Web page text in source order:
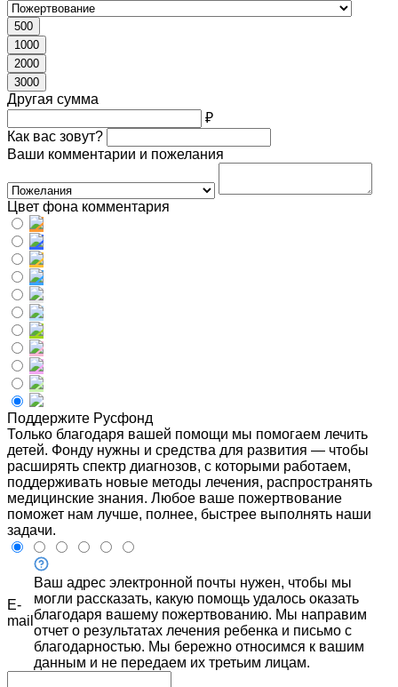
500
1000
2000
3000
Другая сумма
₽
Как вас зовут?
Ваши комментарии и пожелания
Цвет фона комментария
Поддержите Русфонд
Только благодаря вашей помощи мы помогаем лечить
детей. Фонду нужны и средства для развития — чтобы
расширять спектр диагнозов, с которыми работаем,
поддерживать новые методы лечения, распространять
медицинские знания. Любое ваше пожертвование
поможет нам лучше, полнее, быстрее выполнять наши
задачи.
E-
mail
Ваш адрес электронной почты нужен, чтобы мы
могли рассказать, какую помощь удалось оказать
благодаря вашему пожертвованию. Мы направим
отчет о результатах лечения ребенка и письмо с
благодарностью. Мы бережно относимся к вашим
данным и не передаем их третьим лицам.